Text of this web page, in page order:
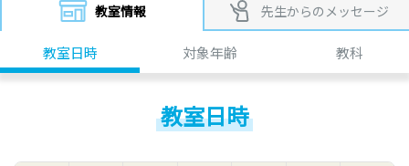
教室情報 先生からのメッセージ
教室日時 対象年齢 教科
教室日時